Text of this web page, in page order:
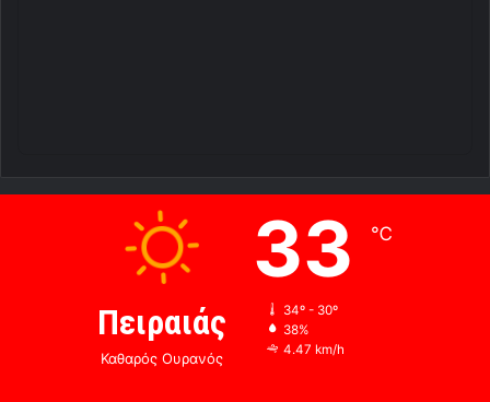
Πειραιάς
Καθαρός Ουρανός
33 ℃
34º - 30º
38%
4.47 km/h